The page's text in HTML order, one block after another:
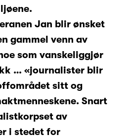
Jan blir ønsket
gammel venn av
som vanskeliggjør
… «journalister blir
sitt og
Snart
av
i stedet for